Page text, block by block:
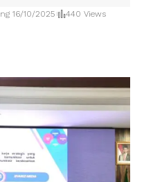
16/10/2025 440 Views